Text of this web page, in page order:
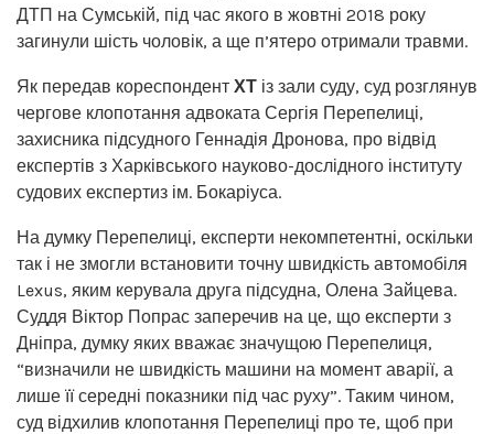
ДТП на Сумській, під час якого в жовтні 2018 року
загинули шість чоловік, а ще п’ятеро отримали травми.
Як передав кореспондент ХТ із зали суду, суд розглянув
чергове клопотання адвоката Сергія Перепелиці,
захисника підсудного Геннадія Дронова, про відвід
експертів з Харківського науково-дослідного інституту
судових експертиз ім. Бокаріуса.
На думку Перепелиці, експерти некомпетентні, оскільки
так і не змогли встановити точну швидкість автомобіля
Lexus, яким керувала друга підсудна, Олена Зайцева.
Суддя Віктор Попрас заперечив на це, що експерти з
Дніпра, думку яких вважає значущою Перепелиця,
“визначили не швидкість машини на момент аварії, а
лише її середні показники під час руху”. Таким чином,
суд відхилив клопотання Перепелиці про те, щоб при